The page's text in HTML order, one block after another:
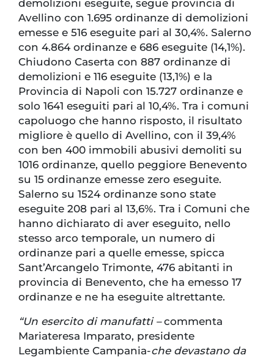
demolizioni eseguite, segue provincia di
Avellino con 1.695 ordinanze di demolizioni
emesse e 516 eseguite pari al 30,4%. Salerno
con 4.864 ordinanze e 686 eseguite (14,1%).
Chiudono Caserta con 887 ordinanze di
demolizioni e 116 eseguite (13,1%) e la
Provincia di Napoli con 15.727 ordinanze e
solo 1641 eseguiti pari al 10,4%. Tra i comuni
capoluogo che hanno risposto, il risultato
migliore è quello di Avellino, con il 39,4%
con ben 400 immobili abusivi demoliti su
1016 ordinanze, quello peggiore Benevento
su 15 ordinanze emesse zero eseguite.
Salerno su 1524 ordinanze sono state
eseguite 208 pari al 13,6%. Tra i Comuni che
hanno dichiarato di aver eseguito, nello
stesso arco temporale, un numero di
ordinanze pari a quelle emesse, spicca
Sant’Arcangelo Trimonte, 476 abitanti in
provincia di Benevento, che ha emesso 17
ordinanze e ne ha eseguite altrettante.
“Un esercito di manufatti –commenta
Mariateresa Imparato, presidente
Legambiente Campania-che devastano da